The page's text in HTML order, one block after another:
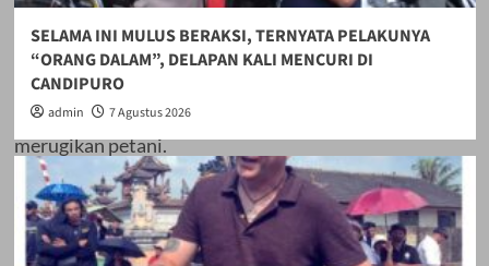
rendahnya harga
singkong yang terus
merugikan petani.
Ketua Umum
SELAMA INI MULUS BERAKSI, TERNYATA PELAKUNYA
“ORANG DALAM”, DELAPAN KALI MENCURI DI
CANDIPURO
admin 7 Agustus 2026